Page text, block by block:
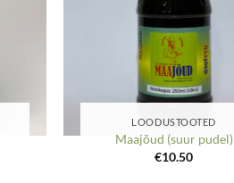
LOODUSTOOTED
Maajõud (suur pudel)
€10.50